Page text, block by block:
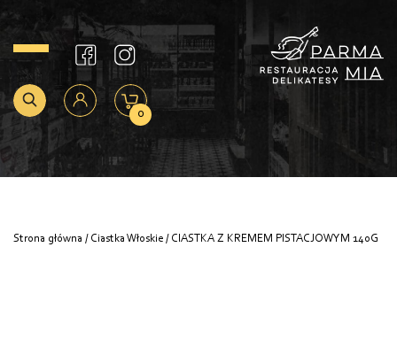
0
Strona główna / Ciastka Włoskie / CIASTKA Z KREMEM PISTACJOWYM 140G